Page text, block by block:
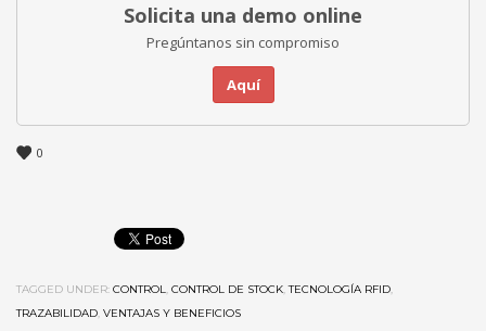
Solicita una demo online
Pregúntanos sin compromiso
Aquí
0
TAGGED UNDER: CONTROL, CONTROL DE STOCK,TECNOLOGÍA RFID,
TRAZABILIDAD, VENTAJAS Y BENEFICIOS